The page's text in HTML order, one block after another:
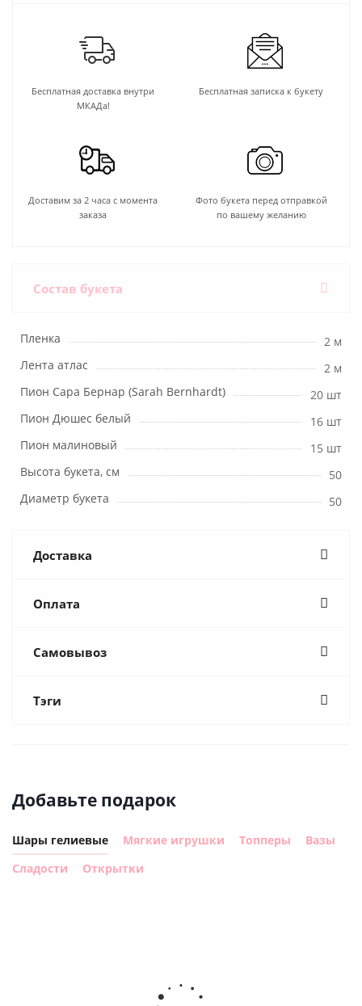
Бесплатная доставка внутри
МКАДа!
Бесплатная записка к букету
Доставим за 2 часа с момента
заказа
Фото букета перед отправкой
по вашему желанию
Состав букета
Пленка
2 м
Лента атлас
2 м
Пион Сара Бернар (Sarah Bernhardt)
20 шт
Пион Дюшес белый
16 шт
Пион малиновый
15 шт
Высота букета, см
50
Диаметр букета
50
Доставка
Оплата
Самовывоз
Тэги
Добавьте подарок
Шары гелиевые Мягкие игрушки Топперы
Вазы
Сладости
Открытки